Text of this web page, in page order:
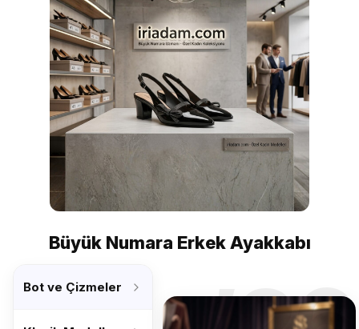
Büyük Numara Erkek Ayakkabı
Bot ve Çizmeler